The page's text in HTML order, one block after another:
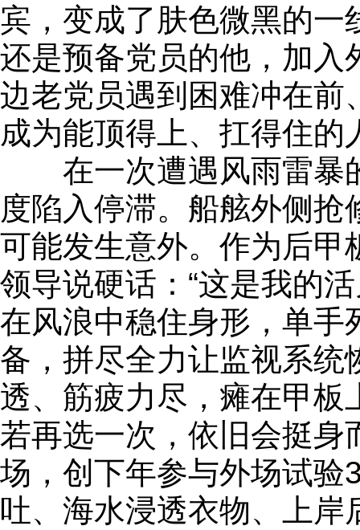
宾，变成了肤色微黑的一
还是预备党员的他，加入
边老党员遇到困难冲在前
成为能顶得上、扛得住的
在一次遭遇风雨雷暴
度陷入停滞。船舷外侧
可能发生意外。作为后甲
领导说硬话：“这是我的
在风浪中稳住身形，单手
备，拼尽全力让监视系统
透、筋疲力尽，瘫在甲板
若再选一次，依旧会挺身
场，创下年参与外场试
吐、海水浸透衣物、上岸